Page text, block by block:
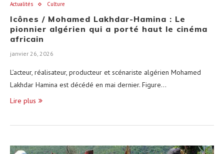
Actualités Culture
Icônes / Mohamed Lakhdar-Hamina : Le
pionnier algérien qui a porté haut le cinéma
africain
janvier 26, 2026
L’acteur, réalisateur, producteur et scénariste algérien Mohamed
Lakhdar Hamina est décédé en mai dernier. Figure…
Lire plus